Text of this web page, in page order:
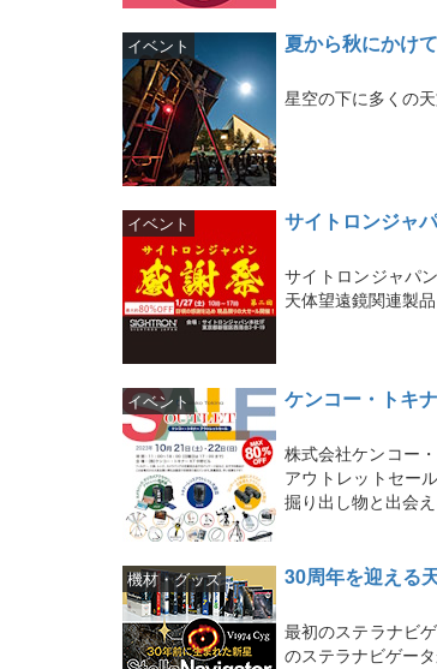
夏から秋にかけ
イベント
星空の下に多くの
サイトロンジャ
イベント
サイトロンジャパ
天体望遠鏡関連製
ケンコー・トキ
イベント
株式会社ケンコー
アウトレットセー
掘り出し物と出会え
30周年を迎える
機材・グッズ
最初のステラナビ
のステラナビゲー